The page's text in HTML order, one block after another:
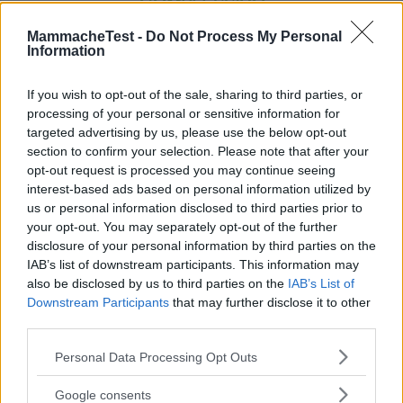
MammacheTest - Do Not Process My Personal
Information
If you wish to opt-out of the sale, sharing to third parties, or
processing of your personal or sensitive information for
targeted advertising by us, please use the below opt-out
section to confirm your selection. Please note that after your
opt-out request is processed you may continue seeing
interest-based ads based on personal information utilized by
us or personal information disclosed to third parties prior to
your opt-out. You may separately opt-out of the further
disclosure of your personal information by third parties on the
IAB’s list of downstream participants. This information may
also be disclosed by us to third parties on the IAB’s List of
Downstream Participants that may further disclose it to other
Please note that this website/app uses one or more Google
not limited to your visit or usage behaviour. You may click to
Personal Data Processing Opt Outs
Google consents
RECENSIONI MAMME TESTER
Salvo.papotest 9.8
su 10